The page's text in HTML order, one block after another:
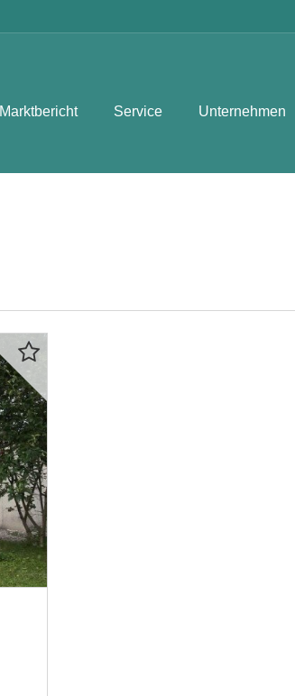
Marktbericht Service Unternehmen